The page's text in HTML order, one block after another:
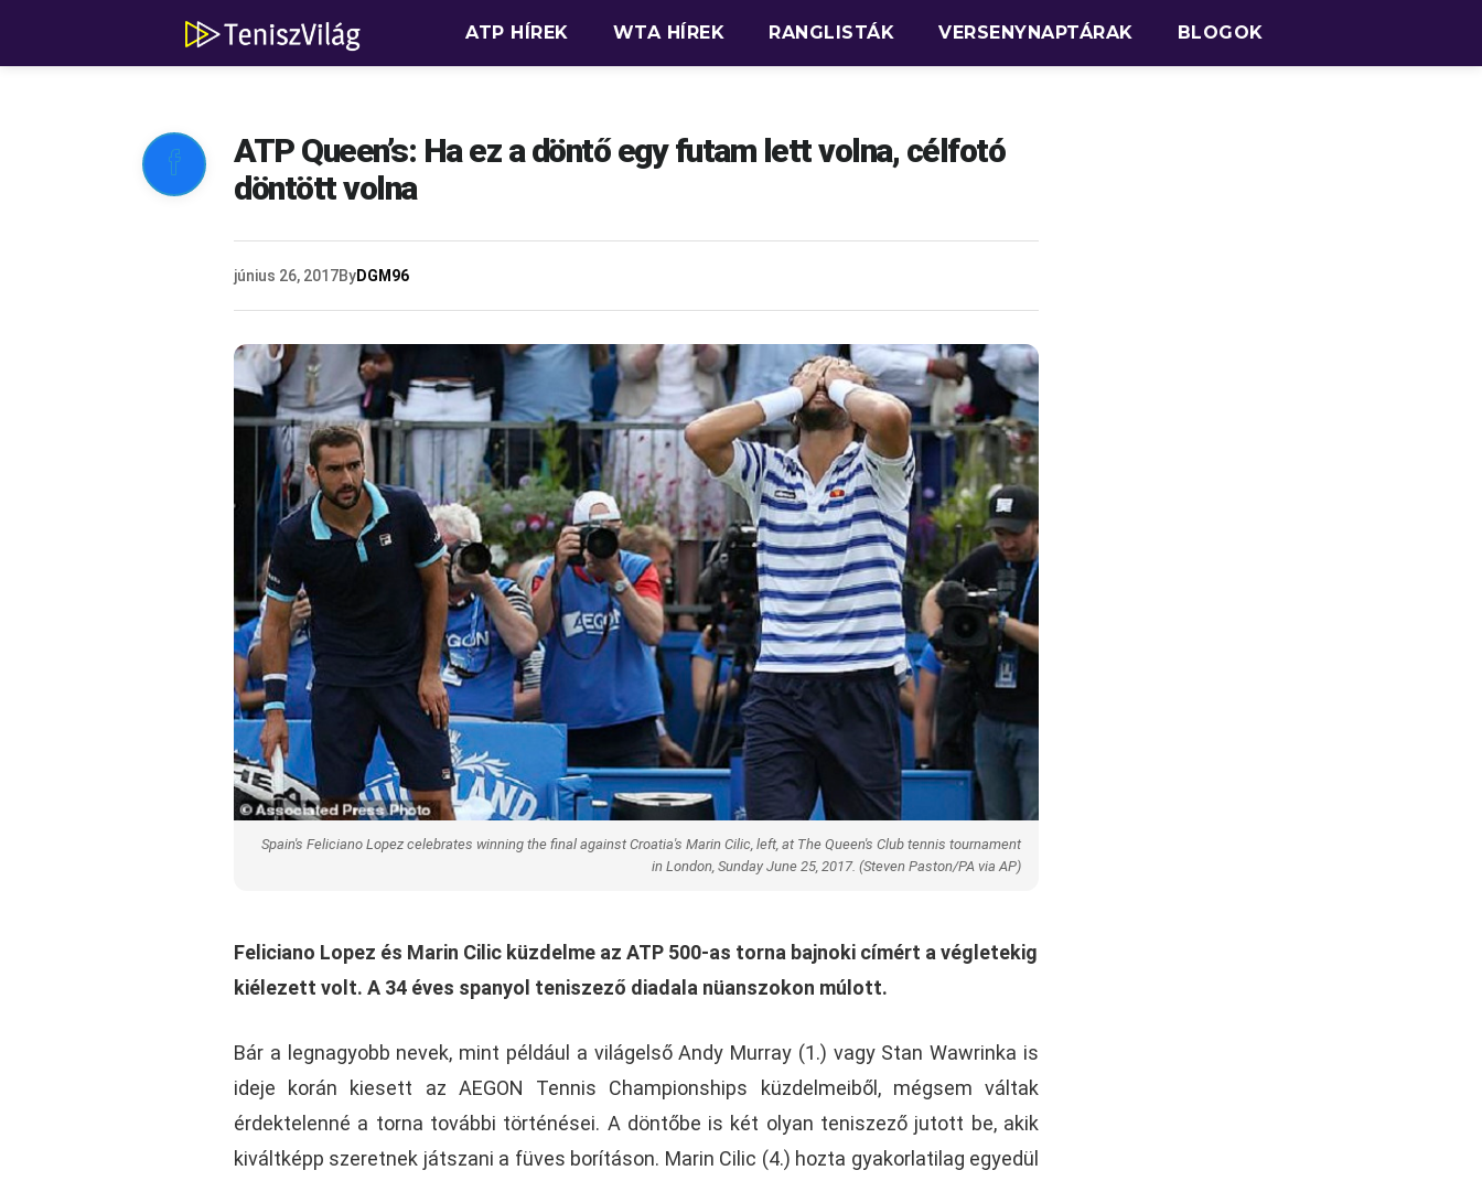
ATP HÍREK WTA HÍREK RANGLISTÁK VERSENYNAPTÁRAK BLOGOK

ATP Queen’s: Ha ez a döntő egy futam lett volna, célfotó
döntött volna
június 26, 2017ByDGM96
Spain's Feliciano Lopez celebrates winning the final against Croatia's Marin Cilic, left, at The Queen's Club tennis tournament
in London, Sunday June 25, 2017. (Steven Paston/PA via AP)
Feliciano Lopez és Marin Cilic küzdelme az ATP 500-as torna bajnoki címért a végletekig
kiélezett volt. A 34 éves spanyol teniszező diadala nüanszokon múlott.
Bár a legnagyobb nevek, mint például a világelső Andy Murray (1.) vagy Stan Wawrinka is
ideje korán kiesett az AEGON Tennis Championships küzdelmeiből, mégsem váltak
érdektelenné a torna további történései. A döntőbe is két olyan teniszező jutott be, akik
kiváltképp szeretnek játszani a füves borításon. Marin Cilic (4.) hozta gyakorlatilag egyedül